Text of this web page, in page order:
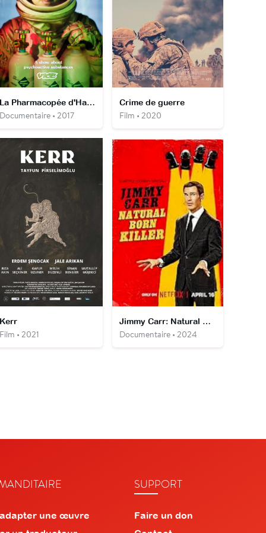
La Pharmacopée d'Hamilton
• 2017
Crime de guerre
Film • 2020
• 2021
Jimmy Carr: Natural Born Killer
Documentaire • 2024
une œuvre
SUPPORT
Faire un don